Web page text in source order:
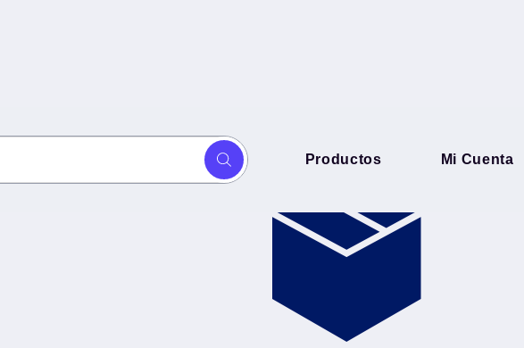
Productos Mi Cuenta